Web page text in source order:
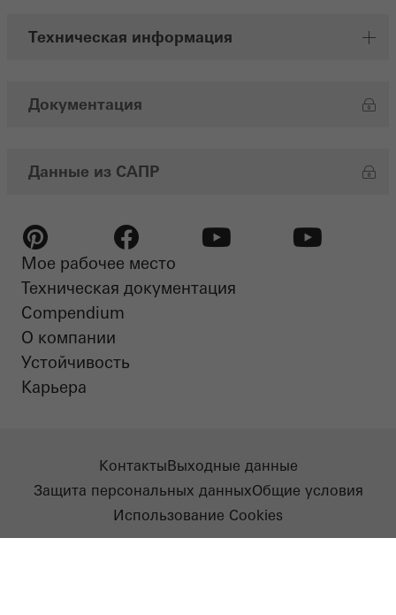
Техническая информация
Документация
Данные из САПР
Pinterest Facebook
Мое рабочее место
Техническая документация
Compendium
О компании
Устойчивость​
Карьера
КонтактыВыходные данные
Защита персональных данныхОбщие условия
Использование Cookies